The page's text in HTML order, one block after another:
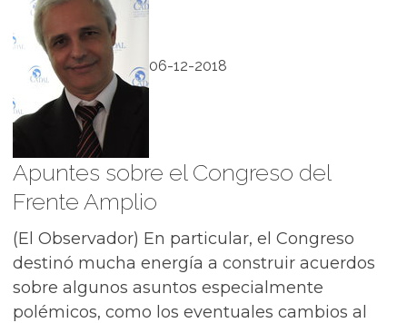
06-12-2018
Apuntes sobre el Congreso del
Frente Amplio
(El Observador) En particular, el Congreso
destinó mucha energía a construir acuerdos
sobre algunos asuntos especialmente
polémicos, como los eventuales cambios al